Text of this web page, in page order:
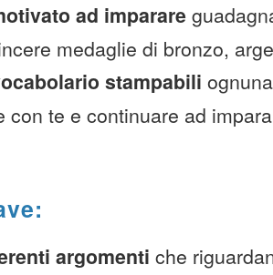
ad imparare
medaglie di bronzo,
stampabili
con te e continuare ad
argomenti che